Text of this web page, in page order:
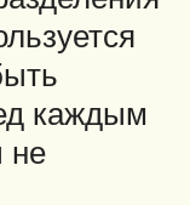
каждым
не